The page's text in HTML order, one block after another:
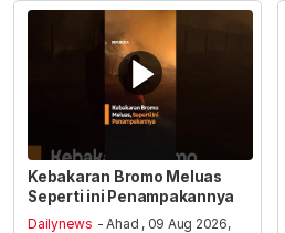
Kebakaran Bromo Meluas
Seperti ini Penampakannya
Dailynews - Ahad , 09 Aug 2026,